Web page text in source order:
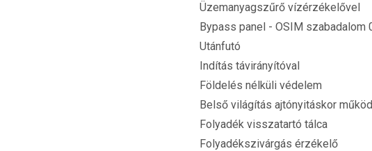
Üzemanyagszűrő vízérzékelővel
Bypass panel - OSIM szabadalom
Utánfutó
Indítás távirányítóval
Földelés nélküli védelem
Belső világítás ajtónyitáskor
Folyadék visszatartó tálca
Folyadékszivárgás érzékelő